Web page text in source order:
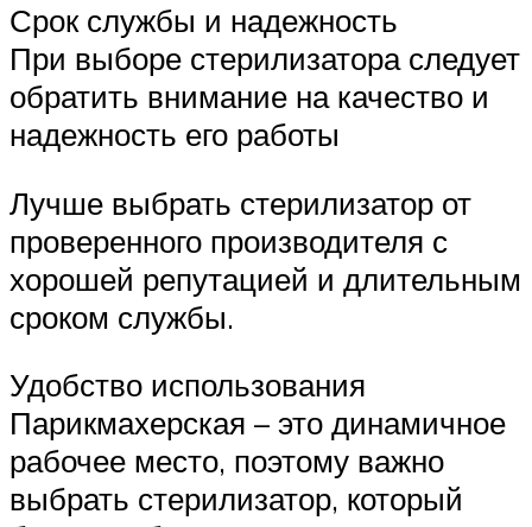
Срок службы и надежность
При выборе стерилизатора следует
обратить внимание на качество и
надежность его работы
Лучше выбрать стерилизатор от
проверенного производителя с
хорошей репутацией и длительным
сроком службы.
Удобство использования
Парикмахерская – это динамичное
рабочее место, поэтому важно
выбрать стерилизатор, который